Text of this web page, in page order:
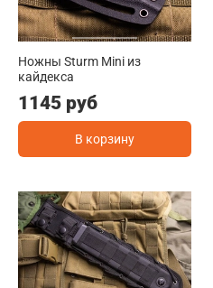
Ножны Sturm Mini из
кайдекса
1145 руб
В корзину